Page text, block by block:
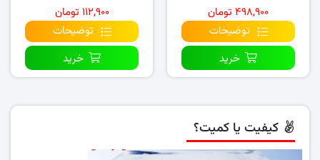
ای)
۴۹۸,۹۰۰ تومان
توضیحات
خرید
رفتار اخلاقی
۱۱۲,۹۰۰ تومان
توضیحات
خرید
کیفیت یا کمیت؟